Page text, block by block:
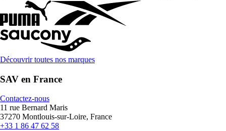
Découvrir toutes nos marques
SAV en France
Contactez-nous
11 rue Bernard Maris
37270 Montlouis-sur-Loire, France
+33 1 86 47 62 58